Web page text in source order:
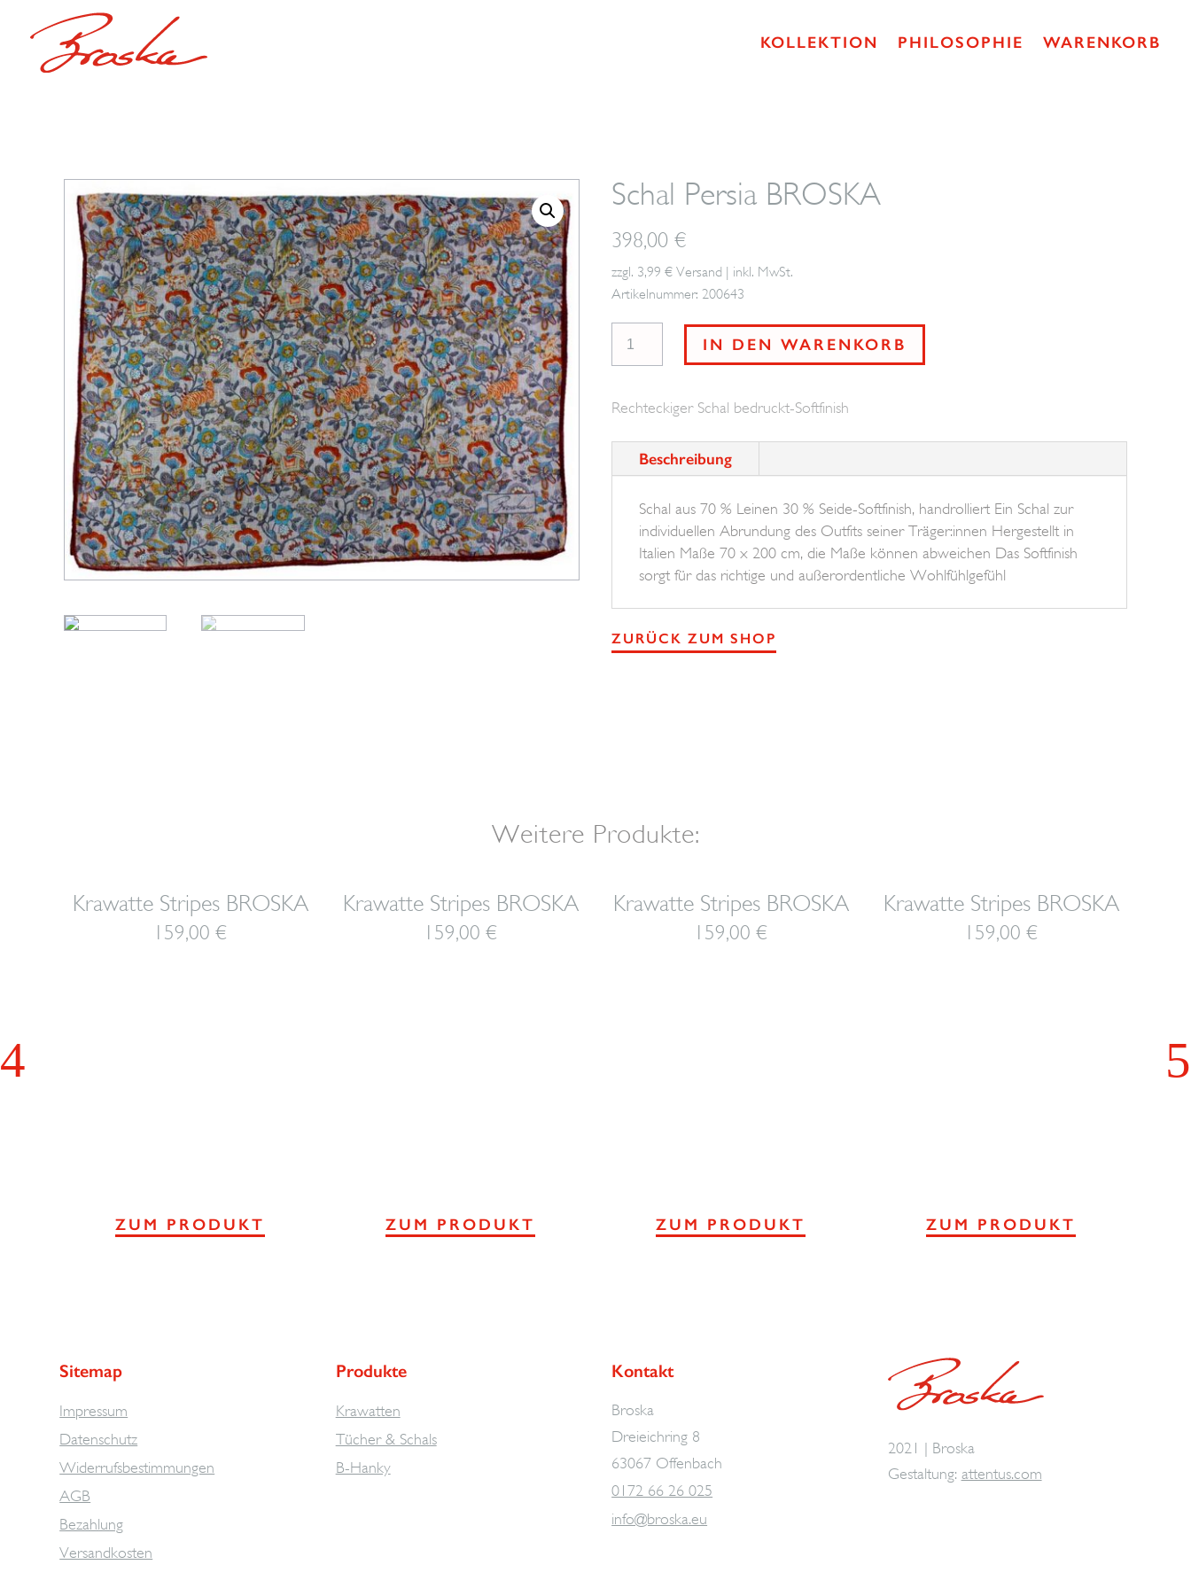
KOLLEKTION PHILOSOPHIE WARENKORB
Schal Persia BROSKA
398,00 €
zzgl. 3,99 € Versand | inkl. MwSt.
Artikelnummer: 200643
Menge
IN DEN WARENKORB
Rechteckiger Schal bedruckt-Softfinish
Beschreibung
Schal aus 70 % Leinen 30 % Seide-Softfinish, handrolliert Ein Schal zur
individuellen Abrundung des Outfits seiner Träger:innen Hergestellt in
Italien Maße 70 x 200 cm, die Maße können abweichen Das Softfinish
sorgt für das richtige und außerordentliche Wohlfühlgefühl
ZURÜCK ZUM SHOP
Weitere Produkte:
Krawatte Stripes BROSKA
159,00 €
ZUM PRODUKT
Krawatte Stripes BROSKA
159,00 €
ZUM PRODUKT
Krawatte Stripes BROSKA
159,00 €
ZUM PRODUKT
Krawatte Stripes BROSKA
159,00 €
ZUM PRODUKT
Sitemap
Impressum
Datenschutz
Widerrufsbestimmungen
AGB
Bezahlung
Versandkosten
Produkte
Krawatten
Tücher & Schals
B-Hanky
Kontakt
Broska
Dreieichring 8
63067 Offenbach
0172 66 26 025
info@broska.eu
2021 | Broska
Gestaltung: attentus.com